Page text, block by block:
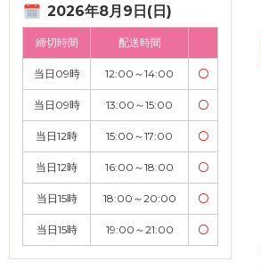
2026年8月9日(日)
締切時間 配送時間
当日09時 12:00～14:00 〇
当日09時 13:00～15:00 〇
当日12時 15:00～17:00 〇
当日12時 16:00～18:00 〇
当日15時 18:00～20:00 〇
当日15時 19:00～21:00 〇